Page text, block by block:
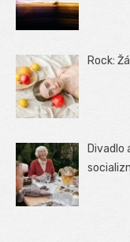
Rock:
Divadlo